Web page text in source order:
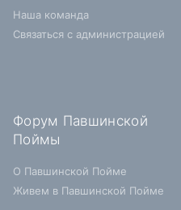
Наша команда
Связаться с администрацией
Форум Павшинской
Поймы
О Павшинской Пойме
Живем в Павшинской Пойме